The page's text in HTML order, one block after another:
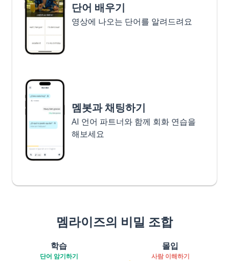
단어 배우기
영상에 나오는 단어를 알려드려요
멤봇과 채팅하기
AI 언어 파트너와 함께 회화 연습을
해보세요
멤라이즈의 비밀 조합
학습
단어 암기하기
몰입
사람 이해하기